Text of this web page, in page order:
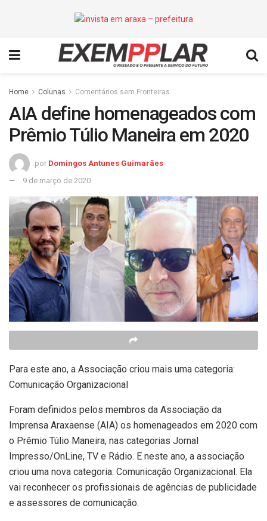
Home Colunas Comentários sem Fronteiras
AIA define homenageados com
Prêmio Túlio Maneira em 2020
por Domingos Antunes Guimarães
9 de março de 2020
Para este ano, a Associação criou mais uma categoria:
Comunicação Organizacional
Foram definidos pelos membros da Associação da
Imprensa Araxaense (AIA) os homenageados em 2020 com
o Prêmio Túlio Maneira, nas categorias Jornal
Impresso/OnLine, TV e Rádio. E neste ano, a associação
criou uma nova categoria: Comunicação Organizacional. Ela
vai reconhecer os profissionais de agências de publicidade
e assessores de comunicação.